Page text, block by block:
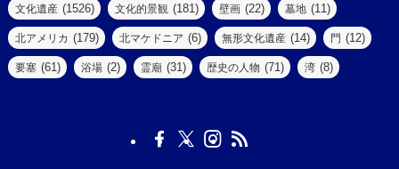
(3)
(6)
(8)
(73)
(11)
(18)
(1)
(1)
(3)
文化遺産 (1526) 文化的景観 (181) 壁画 (22) 墓地 (11)
北アメリカ (179) 北マケドニア (6) 無形文化遺産 (14) 門 (12)
要塞 (61) 浴場 (2) 霊廟 (31) 歴史の人物 (71) 湾 (8)